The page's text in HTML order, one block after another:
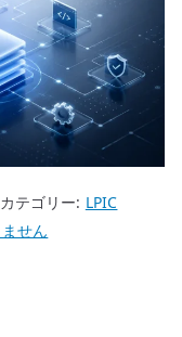
カテゴリー: LPIC
せん